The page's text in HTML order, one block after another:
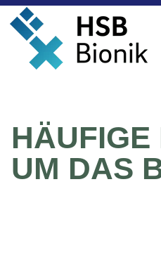
HÄUFIGE
UM DAS